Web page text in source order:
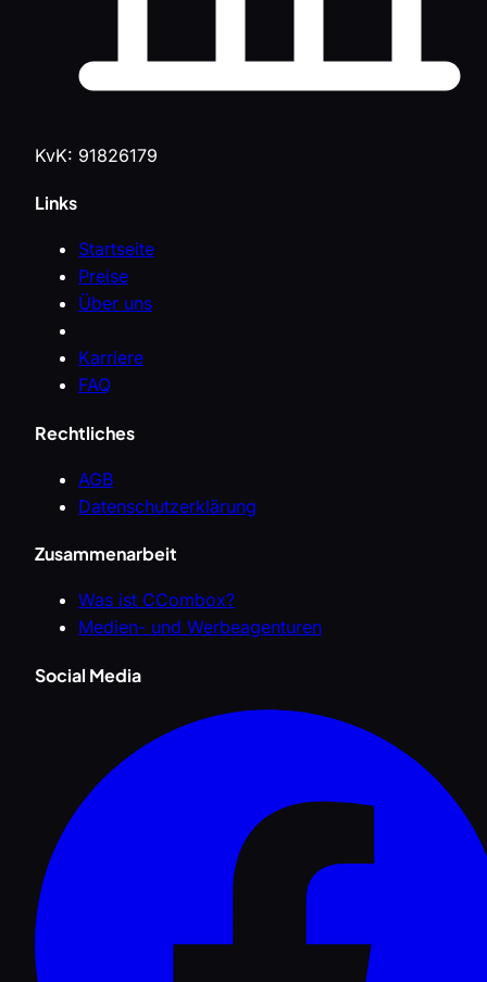
KvK: 91826179
Links
Startseite
Preise
Über uns
Karriere
FAQ
Rechtliches
AGB
Datenschutzerklärung
Zusammenarbeit
Was ist CCombox?
Medien- und Werbeagenturen
Social Media